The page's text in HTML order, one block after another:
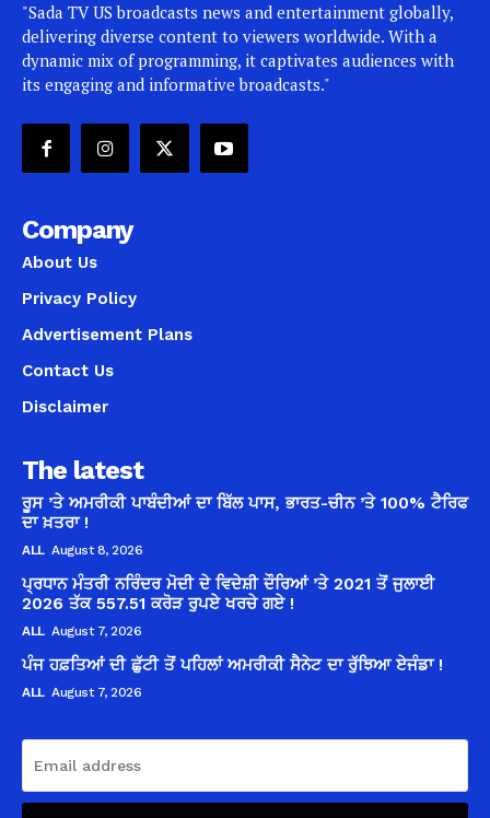
"Sada TV US broadcasts news and entertainment globally,
delivering diverse content to viewers worldwide. With a
dynamic mix of programming, it captivates audiences with
its engaging and informative broadcasts."
Company
About Us
Privacy Policy
Advertisement Plans
Contact Us
Disclaimer
The latest
ਰੂਸ ’ਤੇ ਅਮਰੀਕੀ ਪਾਬੰਦੀਆਂ ਦਾ ਬਿੱਲ ਪਾਸ, ਭਾਰਤ-ਚੀਨ ’ਤੇ 100% ਟੈਰਿਫ
ਦਾ ਖ਼ਤਰਾ !
ALL August 8, 2026
ਪ੍ਰਧਾਨ ਮੰਤਰੀ ਨਰਿੰਦਰ ਮੋਦੀ ਦੇ ਵਿਦੇਸ਼ੀ ਦੌਰਿਆਂ ’ਤੇ 2021 ਤੋਂ ਜੁਲਾਈ
2026 ਤੱਕ 557.51 ਕਰੋੜ ਰੁਪਏ ਖਰਚੇ ਗਏ !
ALL August 7, 2026
ਪੰਜ ਹਫ਼ਤਿਆਂ ਦੀ ਛੁੱਟੀ ਤੋਂ ਪਹਿਲਾਂ ਅਮਰੀਕੀ ਸੈਨੇਟ ਦਾ ਰੁੱਝਿਆ ਏਜੰਡਾ !
ALL August 7, 2026